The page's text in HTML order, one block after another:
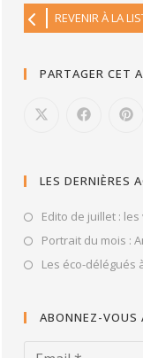
REVENIR À LA
PARTAGER CET
LES DERNIÈRES
Edito de juillet :
Portrait du mois :
Les éco-délégués
ABONNEZ-VOUS